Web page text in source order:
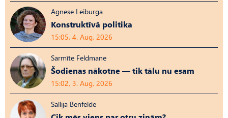
Agnese Leiburga
Konstruktīvā politika
15:05, 4. Aug, 2026
Sarmīte Feldmane
Šodienas nākotne — tik tālu nu esam
15:02, 3. Aug, 2026
Sallija Benfelde